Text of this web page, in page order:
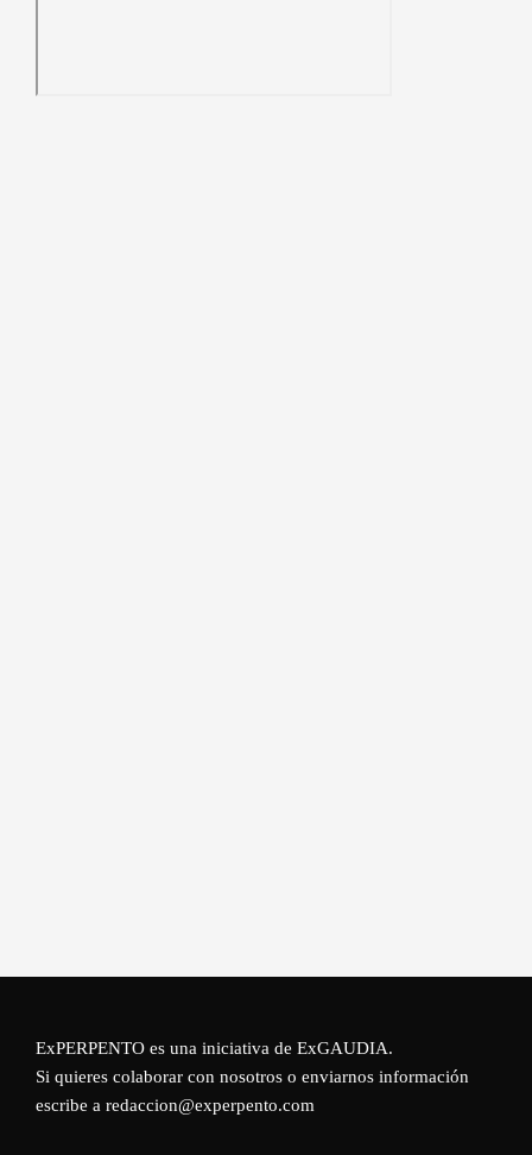
ExPERPENTO es una iniciativa de ExGAUDIA.
Si quieres colaborar con nosotros o enviarnos información
escribe a redaccion@experpento.com